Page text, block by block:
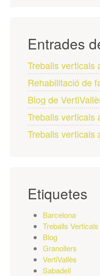
Entrades
Treballs verticals
Rehabilitació de
Blog de
Treballs verticals
Treballs verticals
Etiquetes
Barcelona
Treballs Verticals
Blog
Granollers
VertiVallès
Sabadell